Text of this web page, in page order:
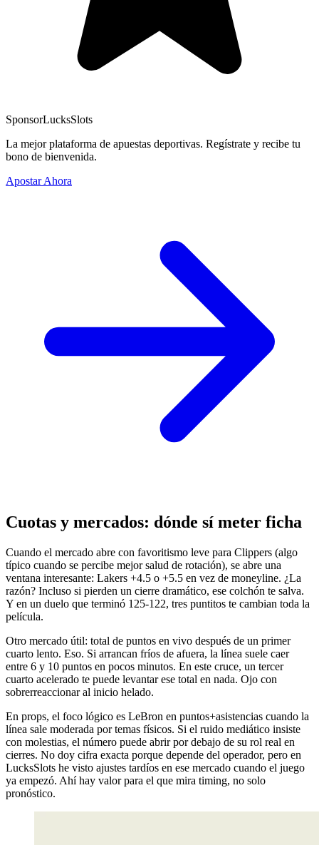
SponsorLucksSlots
La mejor plataforma de apuestas deportivas. Regístrate y recibe tu
bono de bienvenida.
Apostar Ahora
Cuotas y mercados: dónde sí meter ficha
Cuando el mercado abre con favoritismo leve para Clippers (algo
típico cuando se percibe mejor salud de rotación), se abre una
ventana interesante: Lakers +4.5 o +5.5 en vez de moneyline. ¿La
razón? Incluso si pierden un cierre dramático, ese colchón te salva.
Y en un duelo que terminó 125-122, tres puntitos te cambian toda la
película.
Otro mercado útil: total de puntos en vivo después de un primer
cuarto lento. Eso. Si arrancan fríos de afuera, la línea suele caer
entre 6 y 10 puntos en pocos minutos. En este cruce, un tercer
cuarto acelerado te puede levantar ese total en nada. Ojo con
sobrerreaccionar al inicio helado.
En props, el foco lógico es LeBron en puntos+asistencias cuando la
línea sale moderada por temas físicos. Si el ruido mediático insiste
con molestias, el número puede abrir por debajo de su rol real en
cierres. No doy cifra exacta porque depende del operador, pero en
LucksSlots he visto ajustes tardíos en ese mercado cuando el juego
ya empezó. Ahí hay valor para el que mira timing, no solo
pronóstico.